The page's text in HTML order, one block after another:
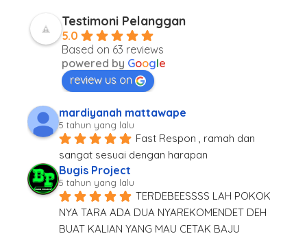
Testimoni Pelanggan
5.0
Based on 63 reviews
powered by Google
review us on
mardiyanah mattawape
5 tahun yang lalu
Fast Respon , ramah dan
sangat sesuai dengan harapan
Bugis Project
5 tahun yang lalu
TERDEBEESSSS LAH POKOK
NYA TARA ADA DUA NYAREKOMENDET DEH
BUAT KALIAN YANG MAU CETAK BAJU